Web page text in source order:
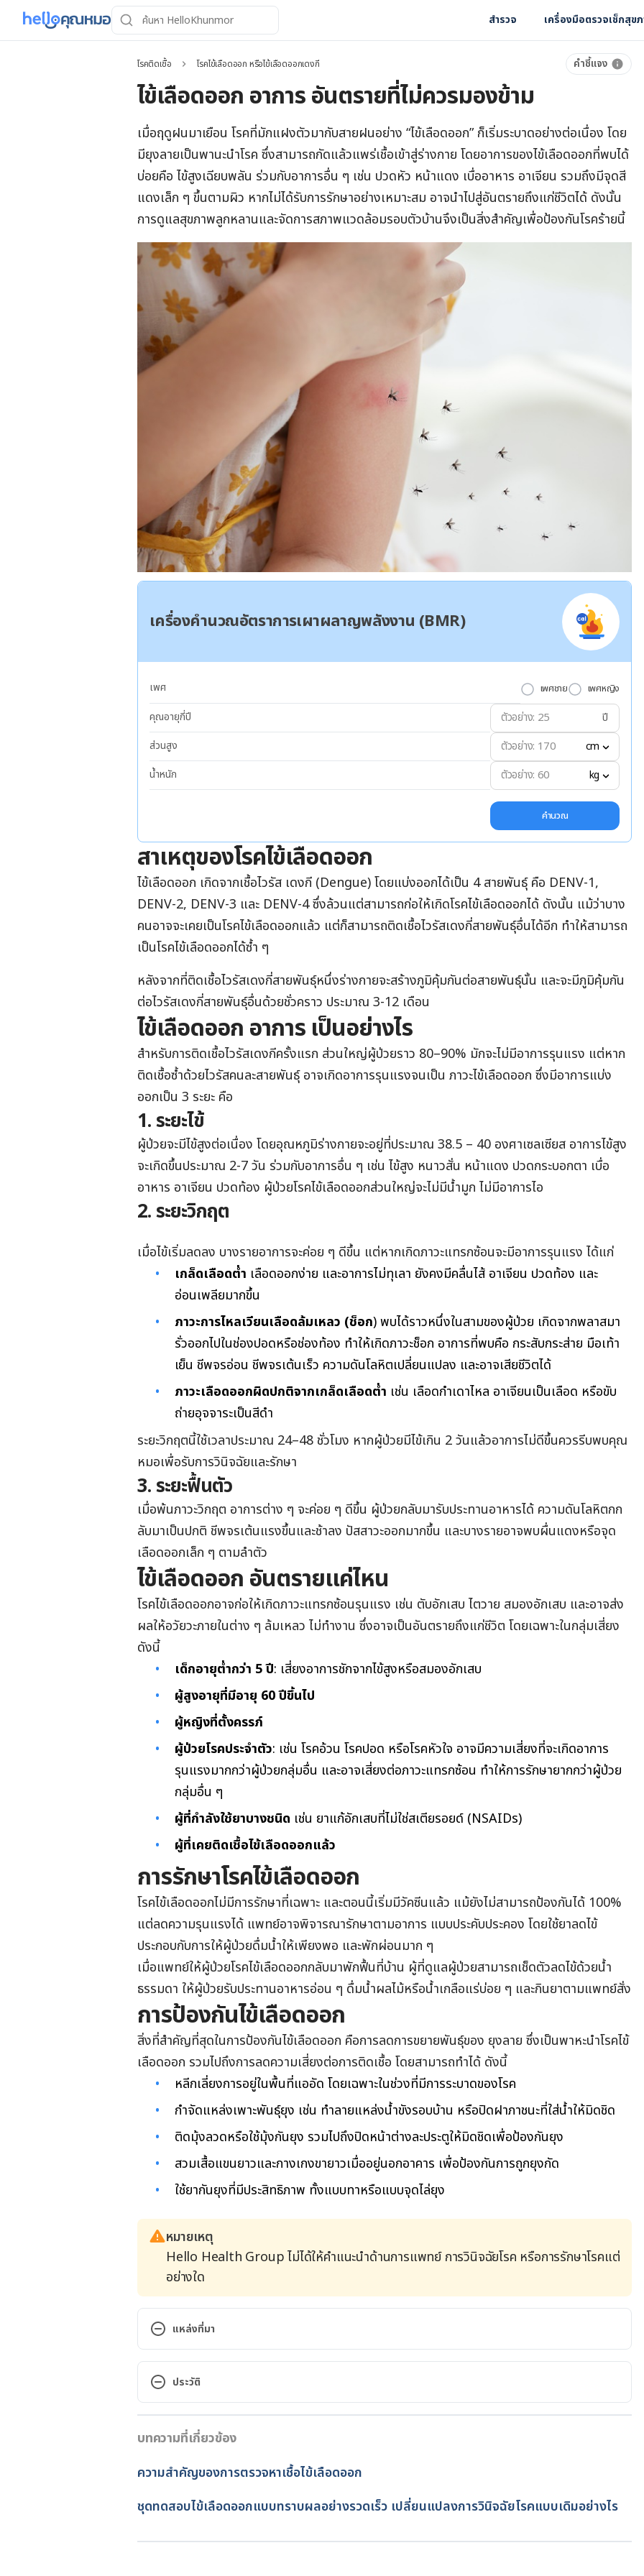
สำรวจ เครื่องมือตรวจเช็กสุข
โรคติดเชื้อ โรคไข้เลือดออก หรือไข้เลือดออกเดงกี คำชี้แจง
ไข้เลือดออก อาการ อันตรายที่ไม่ควรมองข้าม
เมื่อฤดูฝนมาเยือน โรคที่มักแฝงตัวมากับสายฝนอย่าง “ไข้เลือดออก” ก็เริ่มระบาดอย่างต่อเนื่อง โดย
มียุงลายเป็นพานะนำโรค ซึ่งสามารถกัดแล้วแพร่เชื้อเข้าสู่ร่างกาย โดยอาการของไข้เลือดออกที่พบได้
บ่อยคือ ไข้สูงเฉียบพลัน ร่วมกับอาการอื่น ๆ เช่น ปวดหัว หน้าแดง เบื่ออาหาร อาเจียน รวมถึงมีจุดสี
แดงเล็ก ๆ ขึ้นตามผิว หากไม่ได้รับการรักษาอย่างเหมาะสม อาจนำไปสู่อันตรายถึงแก่ชีวิตได้ ดังนั้น
การดูแลสุขภาพลูกหลานและจัดการสภาพแวดล้อมรอบตัวบ้านจึงเป็นสิ่งสำคัญเพื่อป้องกันโรคร้ายนี้
เครื่องคำนวณอัตราการเผาผลาญพลังงาน (BMR)
เพศ เพศชาย เพศหญิง
คุณอายุกี่ปี
ปี
ส่วนสูง
cm
น้ำหนัก
kg
คำนวณ
สาเหตุของโรคไข้เลือดออก
ไข้เลือดออก เกิดจากเชื้อไวรัส เดงกี (Dengue) โดยแบ่งออกได้เป็น 4 สายพันธุ์ คือ DENV-1,
DENV-2, DENV-3 และ DENV-4 ซึ่งล้วนแต่สามารถก่อให้เกิดโรคไข้เลือดออกได้ ดังนั้น แม้ว่าบาง
คนอาจจะเคยเป็นโรคไข้เลือดออกแล้ว แต่ก็สามารถติดเชื้อไวรัสเดงกี่สายพันธุ์อื่นได้อีก ทำให้สามารถ
เป็นโรคไข้เลือดออกได้ซ้ำ ๆ
หลังจากที่ติดเชื้อไวรัสเดงกี่สายพันธุ์หนึ่งร่างกายจะสร้างภูมิคุ้มกันต่อสายพันธุ์นั้น และจะมีภูมิคุ้มกัน
ต่อไวรัสเดงกี่สายพันธุ์อื่นด้วยชั่วคราว ประมาณ 3-12 เดือน
ไข้เลือดออก อาการ เป็นอย่างไร
สำหรับการติดเชื้อไวรัสเดงกีครั้งแรก ส่วนใหญ่ผู้ป่วยราว 80–90% มักจะไม่มีอาการรุนแรง แต่หาก
ติดเชื้อซ้ำด้วยไวรัสคนละสายพันธุ์ อาจเกิดอาการรุนแรงจนเป็น ภาวะไข้เลือดออก ซึ่งมีอาการแบ่ง
ออกเป็น 3 ระยะ คือ
1.ระยะไข้
ผู้ป่วยจะมีไข้สูงต่อเนื่อง โดยอุณหภูมิร่างกายจะอยู่ที่ประมาณ 38.5 – 40 องศาเซลเซียส อาการไข้สูง
จะเกิดขึ้นประมาณ 2-7 วัน ร่วมกับอาการอื่น ๆ เช่น ไข้สูง หนาวสั่น หน้าแดง ปวดกระบอกตา เบื่อ
อาหาร อาเจียน ปวดท้อง ผู้ป่วยโรคไข้เลือดออกส่วนใหญ่จะไม่มีน้ำมูก ไม่มีอาการไอ
2. ระยะวิกฤต
เมื่อไข้เริ่มลดลง บางรายอาการจะค่อย ๆ ดีขึ้น แต่หากเกิดภาวะแทรกซ้อนจะมีอาการรุนแรง ได้แก่
เกล็ดเลือดต่ำ เลือดออกง่าย และอาการไม่ทุเลา ยังคงมีคลื่นไส้ อาเจียน ปวดท้อง และ
อ่อนเพลียมากขึ้น
ภาวะการไหลเวียนเลือดล้มเหลว (ช็อก) พบได้ราวหนึ่งในสามของผู้ป่วย เกิดจากพลาสมา
รั่วออกไปในช่องปอดหรือช่องท้อง ทำให้เกิดภาวะช็อก อาการที่พบคือ กระสับกระส่าย มือเท้า
เย็น ชีพจรอ่อน ชีพจรเต้นเร็ว ความดันโลหิตเปลี่ยนแปลง และอาจเสียชีวิตได้
ภาวะเลือดออกผิดปกติจากเกล็ดเลือดต่ำ เช่น เลือดกำเดาไหล อาเจียนเป็นเลือด หรือขับ
ถ่ายอุจจาระเป็นสีดำ
ระยะวิกฤตนี้ใช้เวลาประมาณ 24–48 ชั่วโมง หากผู้ป่วยมีไข้เกิน 2 วันแล้วอาการไม่ดีขึ้นควรรีบพบคุณ
หมอเพื่อรับการวินิจฉัยและรักษา
3. ระยะฟื้นตัว
เมื่อพ้นภาวะวิกฤต อาการต่าง ๆ จะค่อย ๆ ดีขึ้น ผู้ป่วยกลับมารับประทานอาหารได้ ความดันโลหิตกก
ลับมาเป็นปกติ ชีพจรเต้นแรงขึ้นและช้าลง ปัสสาวะออกมากขึ้น และบางรายอาจพบผื่นแดงหรือจุด
เลือดออกเล็ก ๆ ตามลำตัว
ไข้เลือดออก อันตรายแค่ไหน
โรคไข้เลือดออกอาจก่อให้เกิดภาวะแทรกซ้อนรุนแรง เช่น ตับอักเสบ ไตวาย สมองอักเสบ และอาจส่ง
ผลให้อวัยวะภายในต่าง ๆ ล้มเหลว ไม่ทำงาน ซึ่งอาจเป็นอันตรายถึงแก่ชีวิต โดยเฉพาะในกลุ่มเสี่ยง
ดังนี้
เด็กอายุต่ำกว่า 5 ปี: เสี่ยงอาการชักจากไข้สูงหรือสมองอักเสบ
ผู้สูงอายุที่มีอายุ 60 ปีขึ้นไป
ผู้หญิงที่ตั้งครรภ์
ผู้ป่วยโรคประจำตัว: เช่น โรคอ้วน โรคปอด หรือโรคหัวใจ อาจมีความเสี่ยงที่จะเกิดอาการ
รุนแรงมากกว่าผู้ป่วยกลุ่มอื่น และอาจเสี่ยงต่อภาวะแทรกซ้อน ทำให้การรักษายากกว่าผู้ป่วย
กลุ่มอื่น ๆ
ผู้ที่กำลังใช้ยาบางชนิด เช่น ยาแก้อักเสบที่ไม่ใช่สเตียรอยด์ (NSAIDs)
ผู้ที่เคยติดเชื้อไข้เลือดออกแล้ว
การรักษาโรคไข้เลือดออก
โรคไข้เลือดออกไม่มีการรักษาที่เฉพาะ และตอนนี้เริ่มมีวัคซีนแล้ว แม้ยังไม่สามารถป้องกันได้ 100%
แต่ลดความรุนแรงได้ แพทย์อาจพิจารณารักษาตามอาการ แบบประคับประคอง โดยใช้ยาลดไข้
ประกอบกับการให้ผู้ป่วยดื่มน้ำให้เพียงพอ และพักผ่อนมาก ๆ
เมื่อแพทย์ให้ผู้ป่วยโรคไข้เลือดออกกลับมาพักฟื้นที่บ้าน ผู้ที่ดูแลผู้ป่วยสามารถเช็ดตัวลดไข้ด้วยน้ำ
ธรรมดา ให้ผู้ป่วยรับประทานอาหารอ่อน ๆ ดื่มน้ำผลไม้หรือน้ำเกลือแร่บ่อย ๆ และกินยาตามแพทย์สั่ง
การป้องกันไข้เลือดออก
สิ่งที่สำคัญที่สุดในการป้องกันไข้เลือดออก คือการลดการขยายพันธุ์ของ ยุงลาย ซึ่งเป็นพาหะนำโรคไข้
เลือดออก รวมไปถึงการลดความเสี่ยงต่อการติดเชื้อ โดยสามารถทำได้ ดังนี้
หลีกเลี่ยงการอยู่ในพื้นที่แออัด โดยเฉพาะในช่วงที่มีการระบาดของโรค
กำจัดแหล่งเพาะพันธุ์ยุง เช่น ทำลายแหล่งน้ำขังรอบบ้าน หรือปิดฝาภาชนะที่ใส่น้ำให้มิดชิด
ติดมุ้งลวดหรือใช้มุ้งกันยุง รวมไปถึงปิดหน้าต่างละประตูให้มิดชิดเพื่อป้องกันยุง
สวมเสื้อแขนยาวและกางเกงขายาวเมื่ออยู่นอกอาคาร เพื่อป้องกันการถูกยุงกัด
ใช้ยากันยุงที่มีประสิทธิภาพ ทั้งแบบทาหรือแบบจุดไล่ยุง
หมายเหตุ
Hello Health Group ไม่ได้ให้คำแนะนำด้านการแพทย์ การวินิจฉัยโรค หรือการรักษาโรคแต่
อย่างใด
แหล่งที่มา
https://www.who.int/news-room/fact-sheets/detail/dengue-and-severe-dengue
ความรู้ทั่วไปโรคไข้เลือดออก
http://odpc5.ddc.moph.go.th/groups/vbdc53/index.php/2017-07-11-12-55-58
ประวัติ
เวอร์ชันปัจจุบัน
07/10/2025
ตรวจสอบข้อมูลทางการแพทย์โดยนายแพทย์ ช.ท แพทย์เวชปฏิบัติ
อัปเดตโดย:
บทความที่เกี่ยวข้อง
ความสำคัญของการตรวจหาเชื้อไข้เลือดออก
ชุดทดสอบไข้เลือดออกแบบทราบผลอย่างรวดเร็ว เปลี่ยนแปลงการวินิจฉัยโรคแบบเดิมอย่างไร